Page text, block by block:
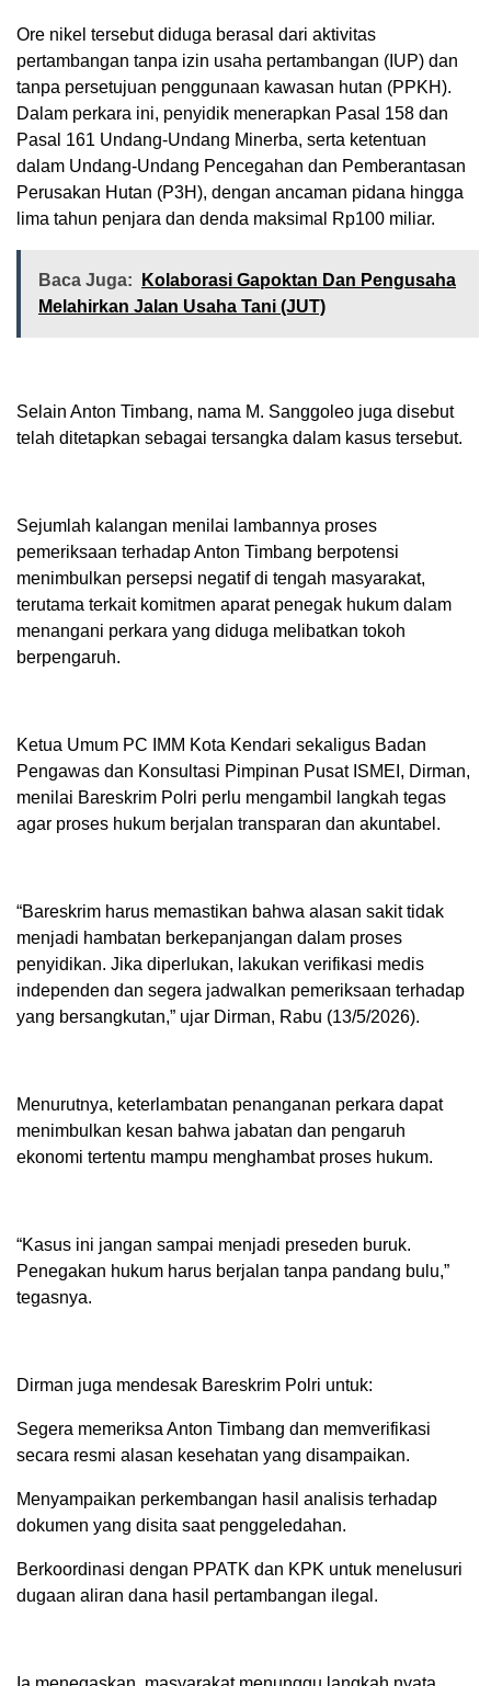
Ore nikel tersebut diduga berasal dari aktivitas
pertambangan tanpa izin usaha pertambangan (IUP) dan
tanpa persetujuan penggunaan kawasan hutan (PPKH).
Dalam perkara ini, penyidik menerapkan Pasal 158 dan
Pasal 161 Undang-Undang Minerba, serta ketentuan
dalam Undang-Undang Pencegahan dan Pemberantasan
Perusakan Hutan (P3H), dengan ancaman pidana hingga
lima tahun penjara dan denda maksimal Rp100 miliar.
Baca Juga:
Kolaborasi Gapoktan Dan Pengusaha
Melahirkan Jalan Usaha Tani (JUT)
Selain Anton Timbang, nama M. Sanggoleo juga disebut
telah ditetapkan sebagai tersangka dalam kasus tersebut.
Sejumlah kalangan menilai lambannya proses
pemeriksaan terhadap Anton Timbang berpotensi
menimbulkan persepsi negatif di tengah masyarakat,
terutama terkait komitmen aparat penegak hukum dalam
menangani perkara yang diduga melibatkan tokoh
berpengaruh.
Ketua Umum PC IMM Kota Kendari sekaligus Badan
Pengawas dan Konsultasi Pimpinan Pusat ISMEI, Dirman,
menilai Bareskrim Polri perlu mengambil langkah tegas
agar proses hukum berjalan transparan dan akuntabel.
“Bareskrim harus memastikan bahwa alasan sakit tidak
menjadi hambatan berkepanjangan dalam proses
penyidikan. Jika diperlukan, lakukan verifikasi medis
independen dan segera jadwalkan pemeriksaan terhadap
yang bersangkutan,” ujar Dirman, Rabu (13/5/2026).
Menurutnya, keterlambatan penanganan perkara dapat
menimbulkan kesan bahwa jabatan dan pengaruh
ekonomi tertentu mampu menghambat proses hukum.
“Kasus ini jangan sampai menjadi preseden buruk.
Penegakan hukum harus berjalan tanpa pandang bulu,”
tegasnya.
Dirman juga mendesak Bareskrim Polri untuk:
Segera memeriksa Anton Timbang dan memverifikasi
secara resmi alasan kesehatan yang disampaikan.
Menyampaikan perkembangan hasil analisis terhadap
dokumen yang disita saat penggeledahan.
Berkoordinasi dengan PPATK dan KPK untuk menelusuri
dugaan aliran dana hasil pertambangan ilegal.